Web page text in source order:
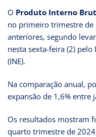
O Produto Interno
no primeiro trimestre de
anteriores, segundo
nesta sexta-feira (2)
(INE).
Na comparação anual,
expansão de 1,6% entre
Os resultados mostram
quarto trimestre de